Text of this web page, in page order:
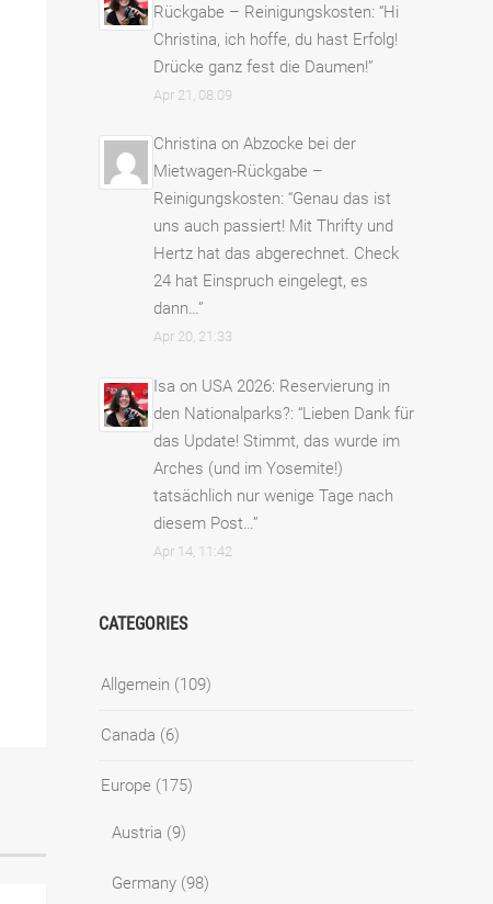
Rückgabe – Reinigungskosten: “Hi
Christina, ich hoffe, du hast Erfolg!
Drücke ganz fest die Daumen!”
Apr 21, 08:09
Christina on Abzocke bei der
Mietwagen-Rückgabe –
Reinigungskosten: “Genau das ist
uns auch passiert! Mit Thrifty und
Hertz hat das abgerechnet. Check
24 hat Einspruch eingelegt, es
dann…”
Apr 20, 21:33
Isa on USA 2026: Reservierung in
den Nationalparks?: “Lieben Dank für
das Update! Stimmt, das wurde im
Arches (und im Yosemite!)
tatsächlich nur wenige Tage nach
diesem Post…”
Apr 14, 11:42
CATEGORIES
Allgemein (109)
Canada (6)
Europe (175)
Austria (9)
Germany (98)